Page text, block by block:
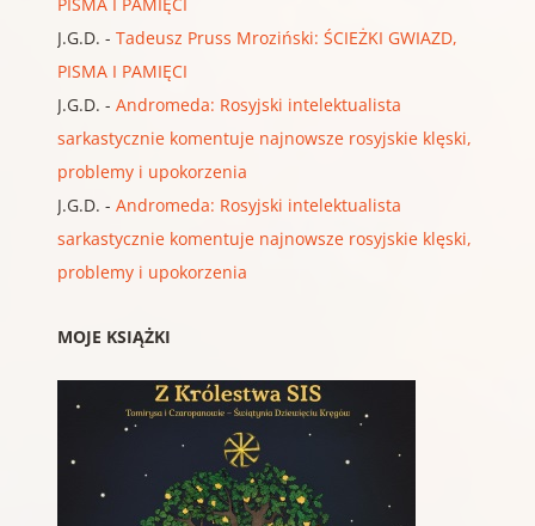
J.G.D. - Tadeusz Pruss Mroziński: ŚCIEŻKI GWIAZD,
PISMA I PAMIĘCI
J.G.D. - Andromeda: Rosyjski intelektualista
sarkastycznie komentuje najnowsze rosyjskie klęski,
problemy i upokorzenia
J.G.D. - Andromeda: Rosyjski intelektualista
sarkastycznie komentuje najnowsze rosyjskie klęski,
problemy i upokorzenia
MOJE KSIĄŻKI